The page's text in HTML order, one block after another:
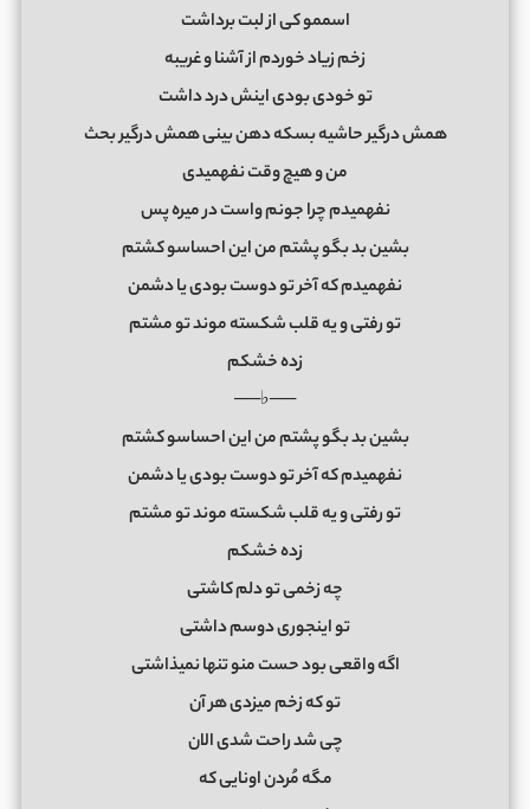
اسممو کی از لبت برداشت
زخم زیاد خوردم از آشنا و غریبه
تو‌ خودی بودی اینش درد داشت
همش درگیر حاشیه بسکه دهن بینی همش درگیر بحث
من و هیچ وقت نفهمیدی
نفهمیدم چرا جونم واست در میره پس
بشین بد بگو پشتم من این احساسو‌ کشتم
نفهمیدم ‌که آخر تو‌ دوست بودی یا دشمن
تو رفتی و یه قلب شکسته ‌موند تو مشتم
زده خشکم
──♭──
بشین بد بگو پشتم من این احساسو‌ کشتم
نفهمیدم ‌که آخر تو‌ دوست بودی یا دشمن
تو رفتی و یه قلب شکسته ‌موند تو مشتم
زده خشکم
چه زخمی تو‌ دلم کاشتی
تو اینجوری دوسم داشتی
اگه واقعی بود حست منو تنها نمیذاشتی
تو‌ که زخم میزدی هر آن
چی شد‌ راحت شدی الان
مگه مُردن اونایی که